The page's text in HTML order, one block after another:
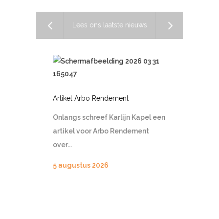
Lees ons laatste nieuws
Artikel Arbo Rendement
Onlangs schreef Karlijn Kapel een
artikel voor Arbo Rendement
over...
5 augustus 2026